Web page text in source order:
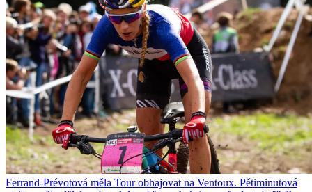
Ferrand-Prévotová měla Tour obhajovat na Ventoux. Pětiminutová